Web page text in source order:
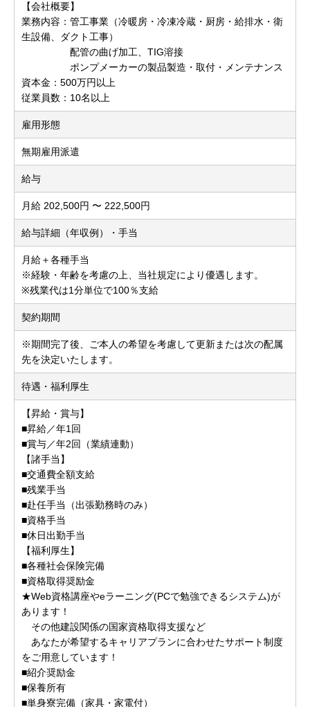
【会社概要】
業務内容：管工事業（冷暖房・冷凍冷蔵・厨房・給排水・衛
生設備、ダクト工事）
配管の曲げ加工、TIG溶接
ポンプメーカーの製品製造・取付・メンテナンス
資本金：500万円以上
従業員数：10名以上
雇用形態
無期雇用派遣
給与
月給 202,500円 〜 222,500円
給与詳細（年収例）・手当
月給＋各種手当
※経験・年齢を考慮の上、当社規定により優遇します。
※残業代は1分単位で100％支給
契約期間
※期間完了後、ご本人の希望を考慮して更新または次の配属
先を決定いたします。
待遇・福利厚生
【昇給・賞与】
■昇給／年1回
■賞与／年2回（業績連動）
【諸手当】
■交通費全額支給
■残業手当
■赴任手当（出張勤務時のみ）
■資格手当
■休日出勤手当
【福利厚生】
■各種社会保険完備
■資格取得奨励金
★Web資格講座やeラーニング(PCで勉強できるシステム)が
あります！
その他建設関係の国家資格取得支援など
あなたが希望するキャリアプランに合わせたサポート制度
をご用意しています！
■紹介奨励金
■保養所有
■単身寮完備（家具・家電付）